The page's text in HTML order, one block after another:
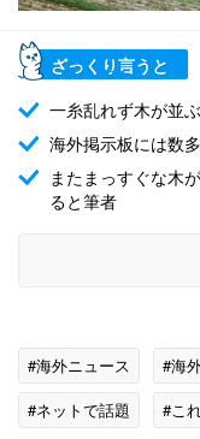
ざっくり言うと
一糸乱れず木が並
海外掲示板には数
またまっすぐな木
ると筆者
#海外ニュース #海
#ネットで話題
#こ